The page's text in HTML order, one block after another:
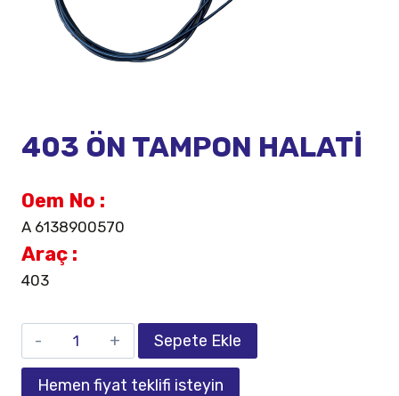
403 ÖN TAMPON HALATİ
Oem No :
A 6138900570
Araç :
403
Sepete Ekle
Hemen fiyat teklifi isteyin